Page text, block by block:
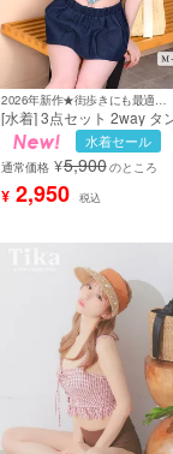
[水着] 3点セット 2way タンキ
ニ チェック柄 体型カバー
カートタイプ デニム カジ
ル ガーリー 洋服みたいな Lサ
イズあり 大きいサイズ XL
ラウン グリーン ネイビー ビ
水着セール
通常価格 ¥5,900のところ
¥ 2,950 税込